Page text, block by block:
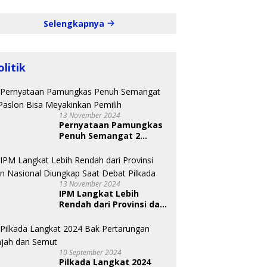
Selengkapnya
13 November 2024
Pernyataan Pamungkas
Penuh Semangat 2
Pemilih
13 November 2024
IPM Langkat Lebih
Rendah dari Provinsi dan
Debat Pilkada
10 September 2024
Pilkada Langkat 2024